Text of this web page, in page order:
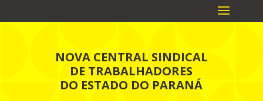
NOVA CENTRAL SINDICAL
DE TRABALHADORES
DO ESTADO DO PARANÁ